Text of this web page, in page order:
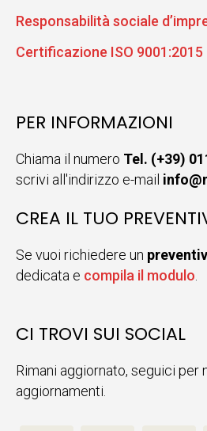
Responsabilità sociale
Certificazione ISO 9001:2015
PER INFORMAZIONI
Chiama il numero Tel. (+39)
scrivi all'indirizzo e-mail
CREA IL TUO
Se vuoi richiedere un
dedicata e compila il modulo.
CI TROVI SUI SOCIAL
Rimani aggiornato, seguici per
aggiornamenti.